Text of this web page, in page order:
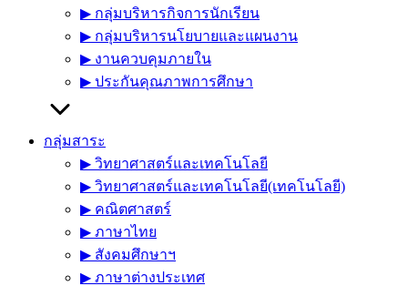
▶︎ กลุ่มบริหารกิจการนักเรียน
▶︎ กลุ่มบริหารนโยบายและแผนงาน
▶︎ งานควบคุมภายใน
▶︎ ประกันคุณภาพการศึกษา
กลุ่มสาระ
▶︎ วิทยาศาสตร์และเทคโนโลยี
▶︎ วิทยาศาสตร์และเทคโนโลยี(เทคโนโลยี)
▶︎ คณิตศาสตร์
▶︎ ภาษาไทย
▶︎ สังคมศึกษาฯ
▶︎ ภาษาต่างประเทศ